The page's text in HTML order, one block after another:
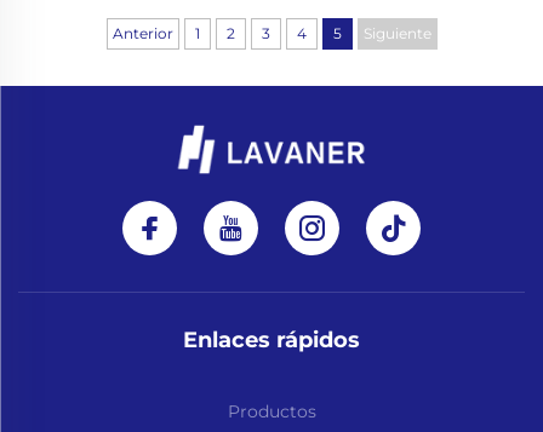
Anterior 1 2 3 4 5 Siguiente
Enlaces rápidos
Productos